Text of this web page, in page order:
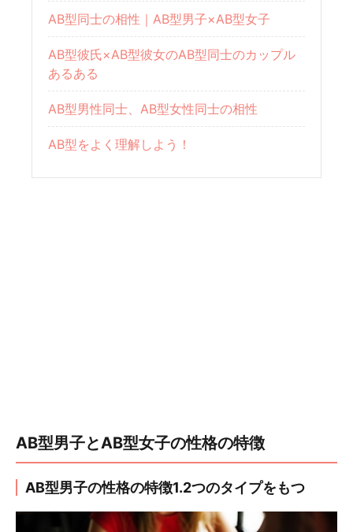
AB型同士の相性｜AB型男子×AB型女子
AB型彼氏×AB型彼女のAB型同士のカップル
あるある
AB型男性同士、AB型女性同士の相性
AB型をよく理解しよう！
AB型男子とAB型女子の性格の特徴
AB型男子の性格の特徴1.2つのタイプをもつ